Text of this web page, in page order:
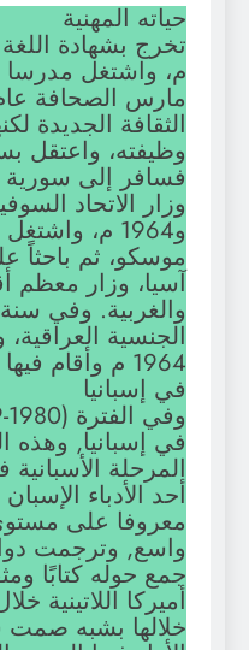
حياته المهنية
الثقافة الجديدة
وظيفته، واعتقل
فسافر إلى سورية
و1964 م،
موسكو، ثم باحثاً
آسيا، وزار معظم
الجنسية
1964 م وأقام فيها إلى عام 1970 م.
في إسبانيا
في إسبانيا, وهذه
المرحلة
أحد الأدباء
معروفا على
واسع, وترجمت
جمع حوله كتابًا
أميركا اللاتينية
خلالها بشبه